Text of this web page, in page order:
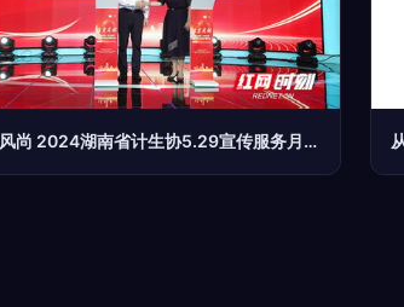
艺润湖湘新风尚 2024湖南省计生协5.29宣传服务月启动式精彩瞬间掠影